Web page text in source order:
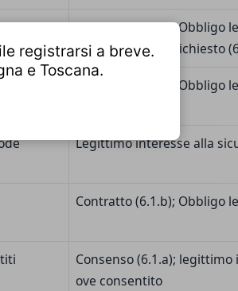
Contratto (6.1.b); Obbligo
CIN/CIR quando richiesto
Contratto (6.1.b); Obbligo
Legittimo interesse alla
Contratto (6.1.b); Obbligo
Consenso (6.1.a); legittimo
ove consentito
registrarsi a breve.
e Toscana.